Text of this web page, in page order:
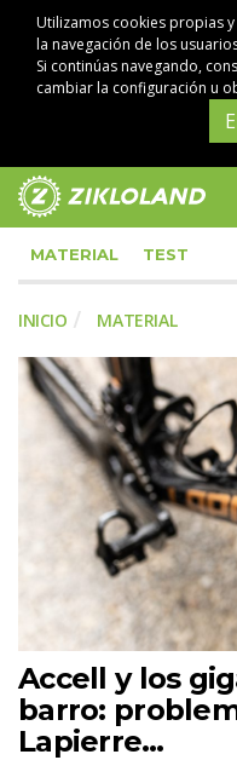
Utilizamos cookies propias
la navegación de los
Si continúas navegando,
cambiar la configuración u
MATERIAL TEST
INICIO MATERIAL
Accell y los
barro:
Lapierre…